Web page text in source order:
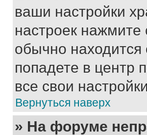
ваши настройки
настроек нажмите
обычно
попадете в центр
все свои
Вернуться наверх
» На форуме